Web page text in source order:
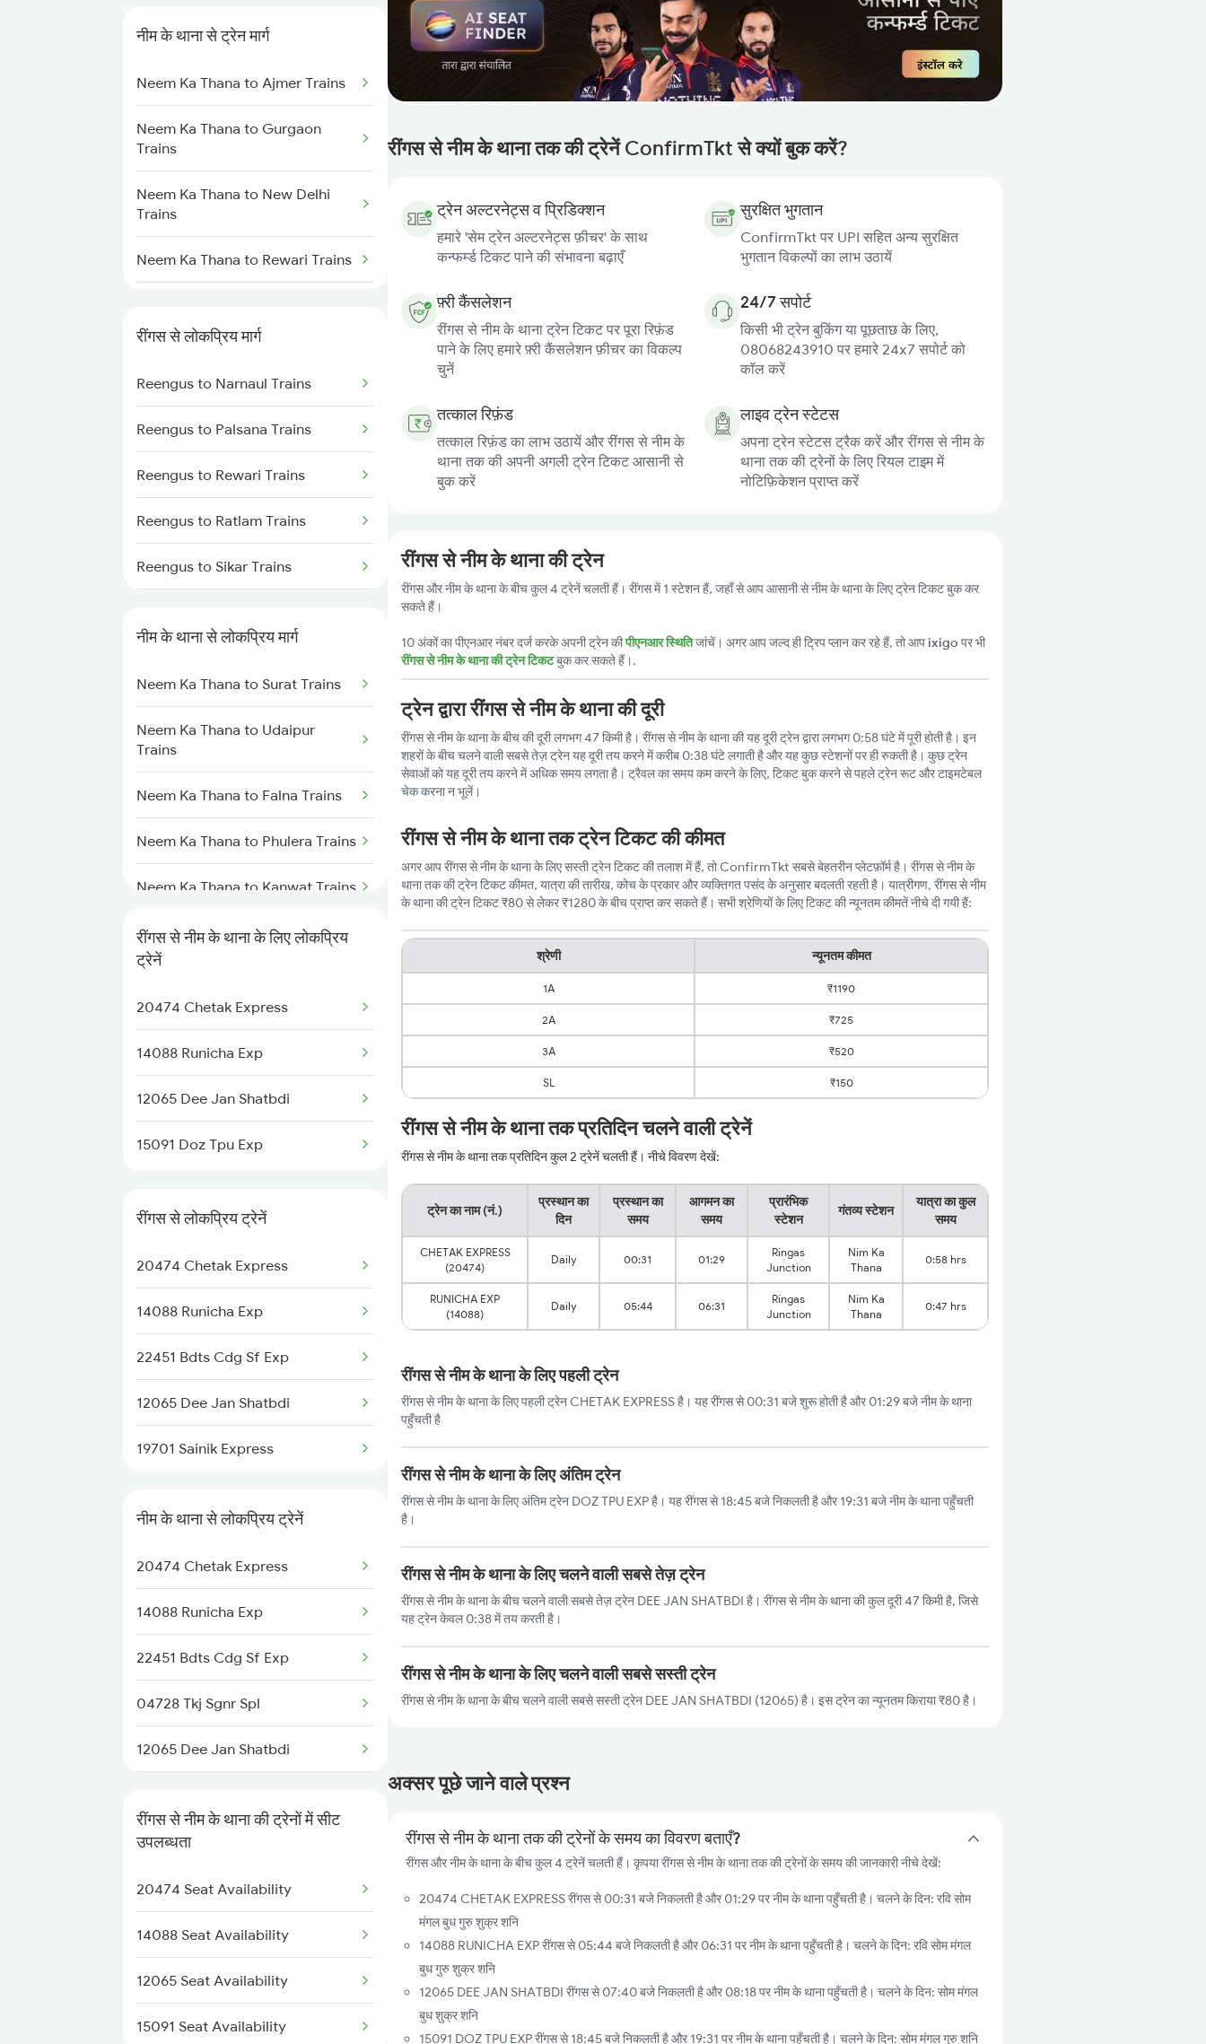
Reengus to Kishangarh Trains
Reengus to Karnal Trains
नीम के थाना से ट्रेन मार्ग
Neem Ka Thana to Ajmer Trains
Neem Ka Thana to Gurgaon
Trains
Neem Ka Thana to New Delhi
Trains
Neem Ka Thana to Rewari Trains
Neem Ka Thana to Ahmedabad
Trains
Neem Ka Thana to Kanwat Trains
Neem Ka Thana to Kishangarh
Trains
रींगस से लोकप्रिय मार्ग
Reengus to Narnaul Trains
Reengus to Palsana Trains
Reengus to Rewari Trains
Reengus to Ratlam Trains
Reengus to Sikar Trains
Reengus to Udaipur Trains
Reengus to Vapi Trains
Reengus to Karnal Trains
Reengus to Vadodara Trains
Reengus to Panipat Trains
Reengus to Abu Road Trains
नीम के थाना से लोकप्रिय मार्ग
Neem Ka Thana to Surat Trains
Neem Ka Thana to Udaipur
Trains
Neem Ka Thana to Falna Trains
Neem Ka Thana to Phulera Trains
Neem Ka Thana to Kanwat Trains
Neem Ka Thana to Ahmedabad
Trains
Neem Ka Thana to Ajmer Trains
Neem Ka Thana to Bhilwara
Trains
Neem Ka Thana to Vadodara
रींगस से नीम के थाना के लिए लोकप्रिय
ट्रेनें
20474 Chetak Express
14088 Runicha Exp
12065 Dee Jan Shatbdi
15091 Doz Tpu Exp
रींगस से लोकप्रिय ट्रेनें
20474 Chetak Express
14088 Runicha Exp
22451 Bdts Cdg Sf Exp
12065 Dee Jan Shatbdi
19701 Sainik Express
नीम के थाना से लोकप्रिय ट्रेनें
20474 Chetak Express
14088 Runicha Exp
22451 Bdts Cdg Sf Exp
04728 Tkj Sgnr Spl
12065 Dee Jan Shatbdi
2066 Aii Jan Shtb Spl
2949 Bdts Dee Sf Spl
2950 Dee Bdts Sf Exp
2993 Chetak Sf Spl
2994 Chetak Sf Spl
रींगस से नीम के थाना की ट्रेनों में सीट
उपलब्धता
20474 Seat Availability
14088 Seat Availability
12065 Seat Availability
15091 Seat Availability
रींगस से नीम के थाना तक की ट्रेनें ConfirmTkt से क्यों बुक करें?
ट्रेन अल्टरनेट्स व प्रिडिक्शन
हमारे 'सेम ट्रेन अल्टरनेट्स फ़ीचर' के साथ
कन्फर्म्ड टिकट पाने की संभावना बढ़ाएँ
सुरक्षित भुगतान
ConfirmTkt पर UPI सहित अन्य सुरक्षित
भुगतान विकल्पों का लाभ उठायें
फ़्री कैंसलेशन
रींगस से नीम के थाना ट्रेन टिकट पर पूरा रिफ़ंड
पाने के लिए हमारे फ़्री कैंसलेशन फ़ीचर का विकल्प
चुनें
24/7 सपोर्ट
किसी भी ट्रेन बुकिंग या पूछताछ के लिए,
08068243910 पर हमारे 24x7 सपोर्ट को
कॉल करें
तत्काल रिफ़ंड
तत्काल रिफ़ंड का लाभ उठायें और रींगस से नीम के
थाना तक की अपनी अगली ट्रेन टिकट आसानी से
बुक करें
लाइव ट्रेन स्टेटस
अपना ट्रेन स्टेटस ट्रैक करें और रींगस से नीम के
थाना तक की ट्रेनों के लिए रियल टाइम में
नोटिफ़िकेशन प्राप्त करें
रींगस से नीम के थाना की ट्रेन
रींगस और नीम के थाना के बीच कुल 4 ट्रेनें चलती हैं। रींगस में 1 स्टेशन हैं, जहाँ से आप आसानी से नीम के थाना के लिए ट्रेन टिकट बुक कर
सकते हैं।
10 अंकों का पीएनआर नंबर दर्ज करके अपनी ट्रेन कीपीएनआर स्थितिजांचें। अगर आप जल्द ही ट्रिप प्लान कर रहे हैं, तो आप ixigoपर भी
रींगस से नीम के थाना की ट्रेन टिकटबुक कर सकते हैं।.
ट्रेन द्वारा रींगस से नीम के थाना की दूरी
रींगस से नीम के थाना के बीच की दूरी लगभग 47 किमी है। रींगस से नीम के थाना की यह दूरी ट्रेन द्वारा लगभग 0:58 घंटे में पूरी होती है। इन
शहरों के बीच चलने वाली सबसे तेज़ ट्रेन यह दूरी तय करने में करीब 0:38 घंटे लगाती है और यह कुछ स्टेशनों पर ही रुकती है। कुछ ट्रेन
सेवाओं को यह दूरी तय करने में अधिक समय लगता है। ट्रैवल का समय कम करने के लिए, टिकट बुक करने से पहले ट्रेन रूट और टाइमटेबल
चेक करना न भूलें।
रींगस से नीम के थाना तक ट्रेन टिकट की कीमत
अगर आप रींगस से नीम के थाना के लिए सस्ती ट्रेन टिकट की तलाश में हैं, तो ConfirmTkt सबसे बेहतरीन प्लेटफ़ॉर्म है। रींगस से नीम के
थाना तक की ट्रेन टिकट कीमत, यात्रा की तारीख, कोच के प्रकार और व्यक्तिगत पसंद के अनुसार बदलती रहती है। यात्रीगण, रींगस से नीम
के थाना की ट्रेन टिकट ₹80 से लेकर ₹1280 के बीच प्राप्त कर सकते हैं। सभी श्रेणियों के लिए टिकट की न्यूनतम कीमतें नीचे दी गयी हैं:
श्रेणी न्यूनतम कीमत
1A ₹1190
2A ₹725
3A ₹520
SL ₹150
रींगस से नीम के थाना तक प्रतिदिन चलने वाली ट्रेनें
रींगस से नीम के थाना तक प्रतिदिन कुल 2 ट्रेनें चलती हैं। नीचे विवरण देखें:
ट्रेन का नाम (नं.)
प्रस्थान का
दिन
प्रस्थान का
समय
आगमन का
समय
प्रारंभिक
स्टेशन
गंतव्य स्टेशन
यात्रा का कुल
समय
CHETAK EXPRESS
(20474)
Daily 00:31 01:29
Ringas
Junction
Nim Ka
Thana
0:58 hrs
RUNICHA EXP
(14088)
Daily 05:44 06:31
Ringas
Junction
Nim Ka
Thana
0:47 hrs
रींगस से नीम के थाना के लिए पहली ट्रेन
रींगस से नीम के थाना के लिए पहली ट्रेन CHETAK EXPRESS है। यह रींगस से 00:31 बजे शुरू होती है और 01:29 बजे नीम के थाना
पहुँचती है
रींगस से नीम के थाना के लिए अंतिम ट्रेन
रींगस से नीम के थाना के लिए अंतिम ट्रेन DOZ TPU EXP है। यह रींगस से 18:45 बजे निकलती है और 19:31 बजे नीम के थाना पहुँचती
है।
रींगस से नीम के थाना के लिए चलने वाली सबसे तेज़ ट्रेन
रींगस से नीम के थाना के बीच चलने वाली सबसे तेज़ ट्रेन DEE JAN SHATBDI है। रींगस से नीम के थाना की कुल दूरी 47 किमी है, जिसे
यह ट्रेन केवल 0:38 में तय करती है।
रींगस से नीम के थाना के लिए चलने वाली सबसे सस्ती ट्रेन
रींगस से नीम के थाना के बीच चलने वाली सबसे सस्ती ट्रेन DEE JAN SHATBDI (12065) है। इस ट्रेन का न्यूनतम किराया ₹80 है।
अक्सर पूछे जाने वाले प्रश्न
रींगस से नीम के थाना तक की ट्रेनों के समय का विवरण बताएँ?
रींगस और नीम के थाना के बीच कुल 4 ट्रेनें चलती हैं। कृपया रींगस से नीम के थाना तक की ट्रेनों के समय की जानकारी नीचे देखें:
20474 CHETAK EXPRESS रींगस से 00:31 बजे निकलती है और 01:29 पर नीम के थाना पहुँचती है। चलने के दिन: रवि सोम
मंगल बुध गुरु शुक्र शनि
14088 RUNICHA EXP रींगस से 05:44 बजे निकलती है और 06:31 पर नीम के थाना पहुँचती है। चलने के दिन: रवि सोम मंगल
बुध गुरु शुक्र शनि
12065 DEE JAN SHATBDI रींगस से 07:40 बजे निकलती है और 08:18 पर नीम के थाना पहुँचती है। चलने के दिन: सोम मंगल
बुध शुक्र शनि
15091 DOZ TPU EXP रींगस से 18:45 बजे निकलती है और 19:31 पर नीम के थाना पहुँचती है। चलने के दिन: सोम मंगल गुरु शनि